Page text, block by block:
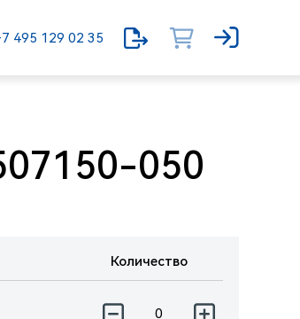
495 129 02 35
050
Количество